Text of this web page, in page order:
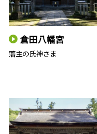
倉田八幡宮
藩主の氏神さま